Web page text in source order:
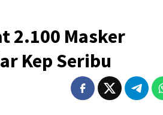
2.100 Masker
Kep Seribu